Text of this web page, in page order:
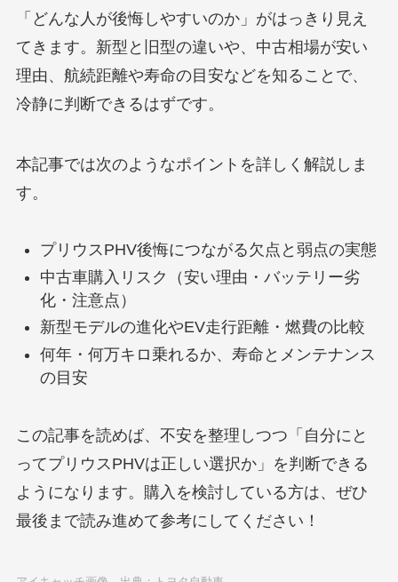
「どんな人が後悔しやすいのか」がはっきり見え
てきます。新型と旧型の違いや、中古相場が安い
理由、航続距離や寿命の目安などを知ることで、
冷静に判断できるはずです。
本記事では次のようなポイントを詳しく解説しま
す。
プリウスPHV後悔につながる欠点と弱点の実態
中古車購入リスク（安い理由・バッテリー劣
化・注意点）
新型モデルの進化やEV走行距離・燃費の比較
何年・何万キロ乗れるか、寿命とメンテナンス
の目安
この記事を読めば、不安を整理しつつ「自分にと
ってプリウスPHVは正しい選択か」を判断できる
ようになります。購入を検討している方は、ぜひ
最後まで読み進めて参考にしてください！